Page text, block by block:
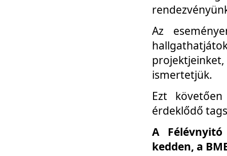
Az
ismertetjük.
Ezt
érdeklődő
A
kedden, a